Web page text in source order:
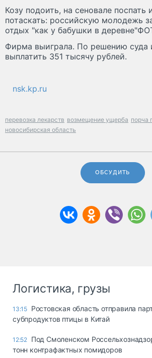
Козу подоить, на сеновале
потаскать: российскую молодежь
отдых "как у бабушки в
Фирма выиграла. По решению
выплатить 351 тысячу рублей.
nsk.kp.ru
перевозка лекарств возмещение ущерба порча
новосибирская область
ОБСУДИТЬ
Логистика, грузы
13:15 Ростовская область отправила
субпродуктов птицы в Китай
12:52 Под Смоленском
тонн контрафактных помидоров